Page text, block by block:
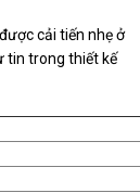
cải tiến nhẹ ở
tin trong thiết kế